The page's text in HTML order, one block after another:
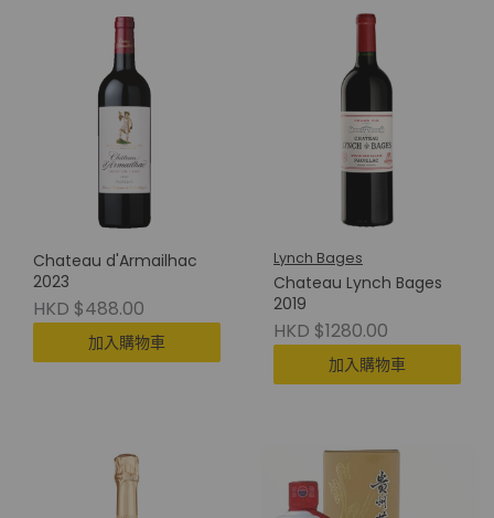
Chateau d'Armailhac
2023
HKD $488.00
加入購物車
Lynch Bages
Chateau Lynch Bages
2019
HKD $1280.00
加入購物車